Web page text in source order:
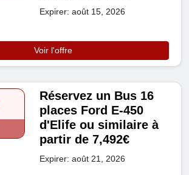
Expirer: août 15, 2026
Voir l'offre
Réservez un Bus 16
places Ford E-450
d'Elife ou similaire à
partir de 7,492€
Expirer: août 21, 2026